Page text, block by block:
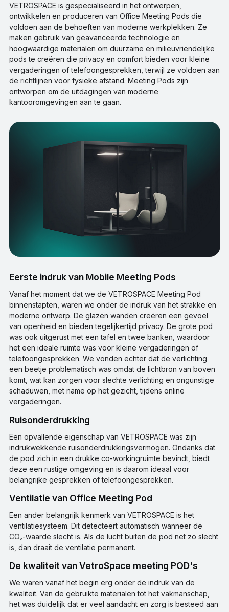
VETROSPACE is gespecialiseerd in het ontwerpen,
ontwikkelen en produceren van Office Meeting Pods die
voldoen aan de behoeften van moderne werkplekken. Ze
maken gebruik van geavanceerde technologie en
hoogwaardige materialen om duurzame en milieuvriendelijke
pods te creëren die privacy en comfort bieden voor kleine
vergaderingen of telefoongesprekken, terwijl ze voldoen aan
de richtlijnen voor fysieke afstand. Meeting Pods zijn
ontworpen om de uitdagingen van moderne
kantooromgevingen aan te gaan.
Eerste indruk van Mobile Meeting Pods
Vanaf het moment dat we de VETROSPACE Meeting Pod
binnenstapten, waren we onder de indruk van het strakke en
moderne ontwerp. De glazen wanden creëren een gevoel
van openheid en bieden tegelijkertijd privacy. De grote pod
was ook uitgerust met een tafel en twee banken, waardoor
het een ideale ruimte was voor kleine vergaderingen of
telefoongesprekken. We vonden echter dat de verlichting
een beetje problematisch was omdat de lichtbron van boven
komt, wat kan zorgen voor slechte verlichting en ongunstige
schaduwen, met name op het gezicht, tijdens online
vergaderingen.
Ruisonderdrukking
Een opvallende eigenschap van VETROSPACE was zijn
indrukwekkende ruisonderdrukkingsvermogen. Ondanks dat
de pod zich in een drukke co-workingruimte bevindt, biedt
deze een rustige omgeving en is daarom ideaal voor
belangrijke gesprekken of telefoongesprekken.
Ventilatie van Office Meeting Pod
Een ander belangrijk kenmerk van VETROSPACE is het
ventilatiesysteem. Dit detecteert automatisch wanneer de
CO₂-waarde slecht is. Als de lucht buiten de pod net zo slecht
is, dan draait de ventilatie permanent.
De kwaliteit van VetroSpace meeting POD's
We waren vanaf het begin erg onder de indruk van de
kwaliteit. Van de gebruikte materialen tot het vakmanschap,
het was duidelijk dat er veel aandacht en zorg is besteed aan